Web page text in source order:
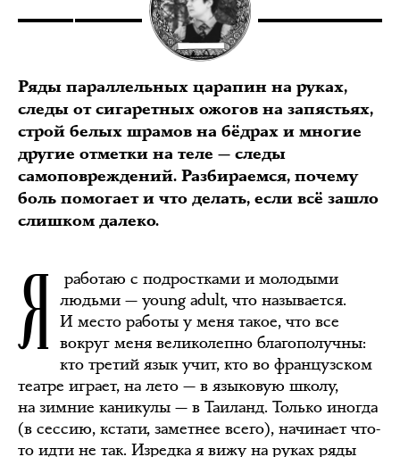
Ряды параллельных царапин на руках,
следы от сигаретных ожогов на запястьях,
строй белых шрамов на бёдрах и многие
другие отметки на теле — следы
самоповреждений. Разбираемся, почему
боль помогает и что делать, если всё зашло
слишком далеко.
Я
работаю с подростками и молодыми
людьми — young adult, что называется.
И место работы у меня такое, что все
вокруг меня великолепно благополучны:
кто третий язык учит, кто во французском
театре играет, на лето — в языковую школу,
на зимние каникулы — в Таиланд. Только иногда
(в сессию, кстати, заметнее всего), начинает что-
то идти не так. Изредка я вижу на руках ряды